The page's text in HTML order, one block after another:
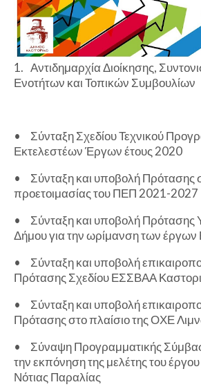
1. Αντιδημαρχία Διοίκησης,
Ενοτήτων και Τοπικών Συμβουλίων
•
Σύνταξη Σχεδίου Τεχνικού
Εκτελεστέων Έργων έτους 2020
•
Σύνταξη και υποβολή Πρότασης
προετοιμασίας του ΠΕΠ 2021-2027
•
Σύνταξη και υποβολή Πρότασης
Δήμου για την ωρίμανση των
•
Σύνταξη και υποβολή
Πρότασης Σχεδίου ΕΣΣΒΑΑ
•
Σύνταξη και υποβολή
Πρότασης στο πλαίσιο της ΟΧΕ
•
Σύναψη Προγραμματικής
την εκπόνηση της μελέτης του
Νότιας Παραλίας